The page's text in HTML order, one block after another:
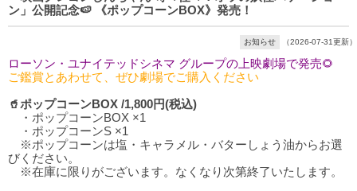
ン」公開記念🍉 《ポップコーンBOX》発売！
お知らせ （2026-07-31更新）
ローソン・ユナイテッドシネマ グループの上映劇場で発売🌻
ご鑑賞とあわせて、ぜひ劇場でご購入ください
🥤ポップコーンBOX /1,800円(税込)
・ポップコーンBOX ×1
・ポップコーンS ×1
※ポップコーンは塩・キャラメル・バターしょう油からお選
びください。
※在庫に限りがございます。なくなり次第終了いたします。